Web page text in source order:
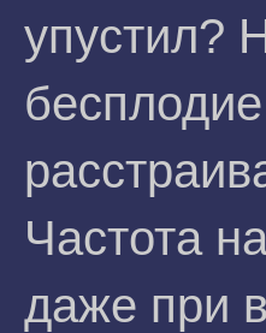
упустил?
Частота
даже при